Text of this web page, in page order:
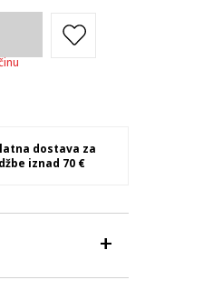
dostava za
iznad 70 €